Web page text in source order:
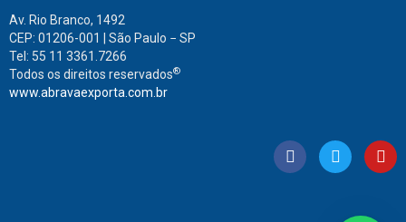
Av. Rio Branco, 1492
CEP: 01206-001 | São Paulo − SP
Tel: 55 11 3361.7266
Todos os direitos reservados®
www.abravaexporta.com.br